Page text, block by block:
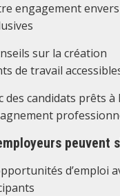
engagement
sur la création
de travail
des candidats prêts
peuvent
d’emploi